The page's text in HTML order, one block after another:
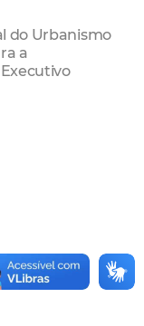
do Urbanismo
a